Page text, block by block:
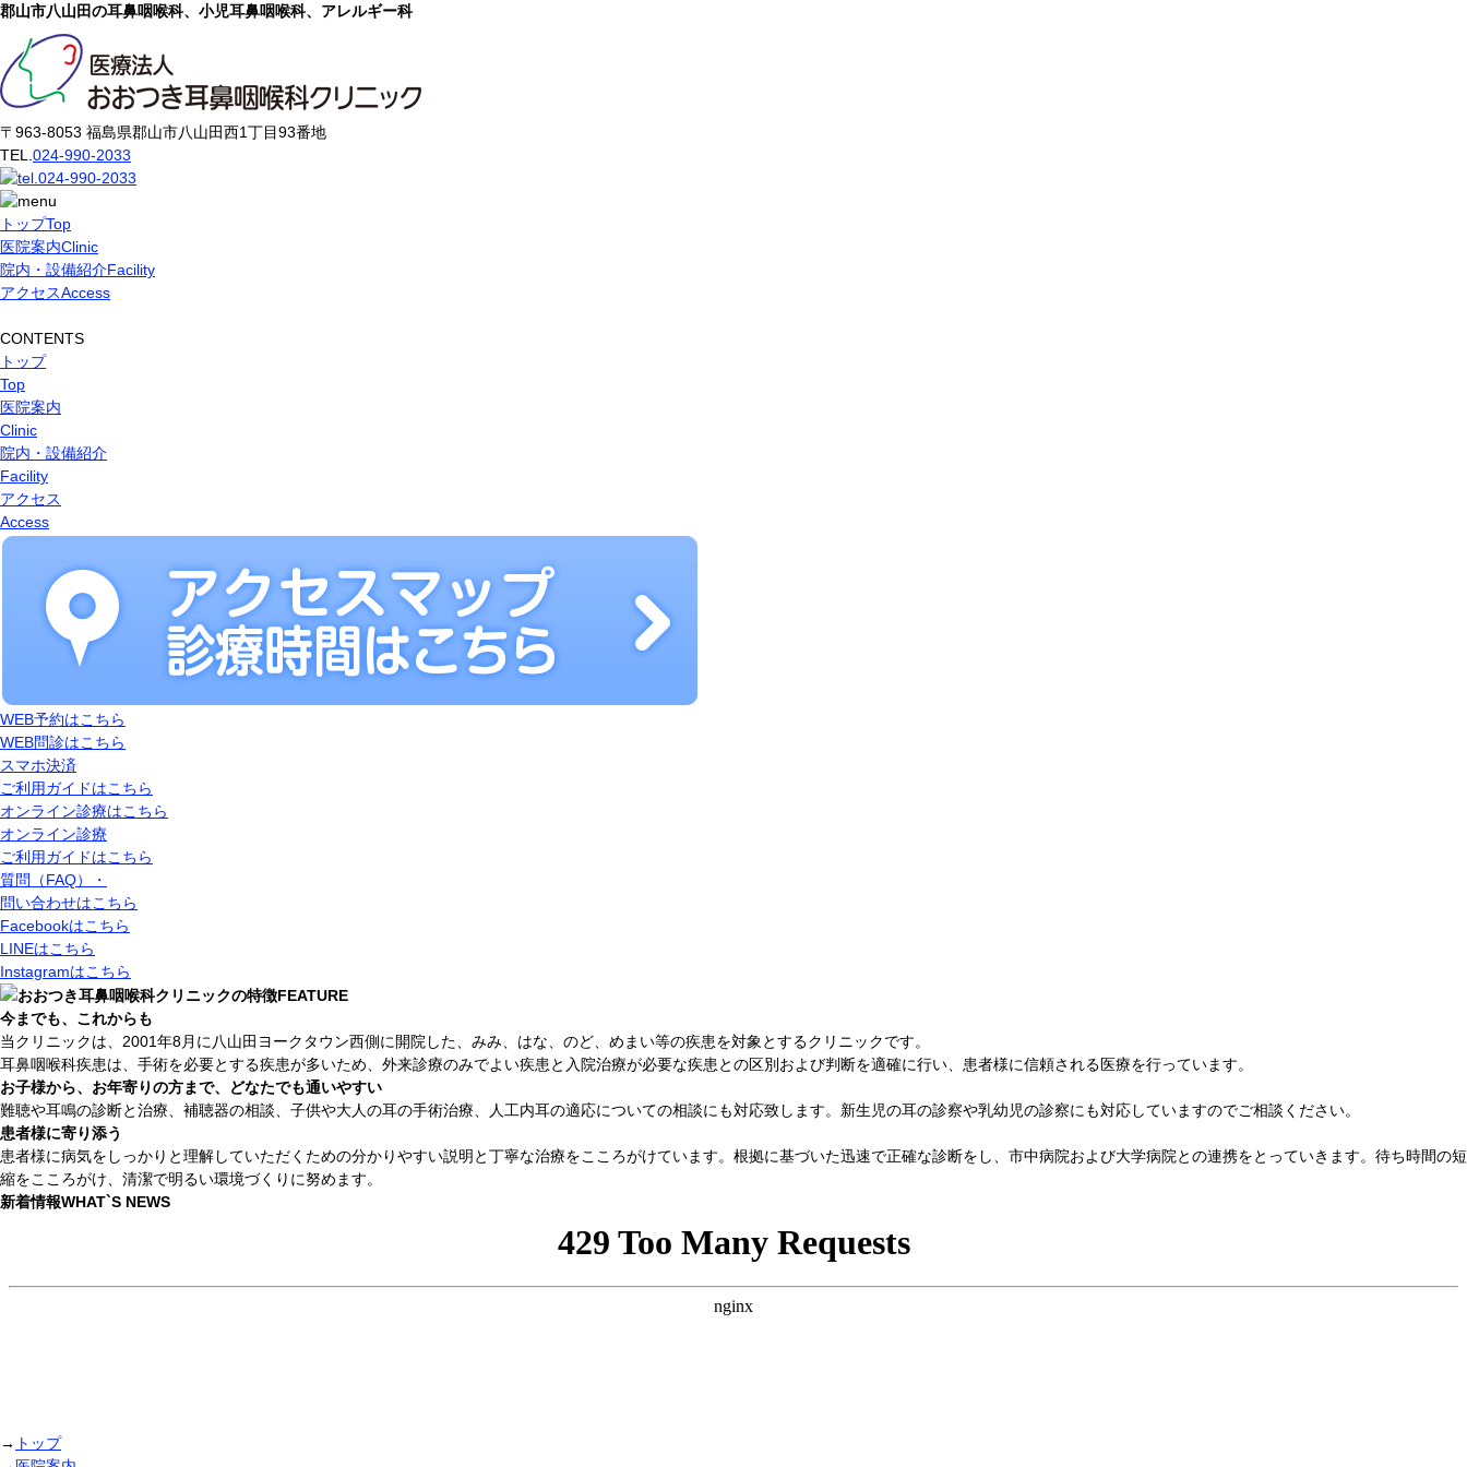
郡山市八山田の耳鼻咽喉科、小児耳鼻咽喉科、アレルギー科
〒963-8053 福島県郡山市八山田西1丁目93番地
TEL. 024-990-2033
トップTop
医院案内Clinic
院内・設備紹介Facility
アクセスAccess
CONTENTS
トップ
Top
医院案内
Clinic
院内・設備紹介
Facility
アクセス
Access
WEB予約はこちら
WEB問診はこちら
スマホ決済
ご利用ガイドはこちら
オンライン診療はこちら
オンライン診療
ご利用ガイドはこちら
質問（FAQ）・
問い合わせはこちら
Facebookはこちら
LINEはこちら
Instagramはこちら
おおつき耳鼻咽喉科クリニックの特徴FEATURE
今までも、これからも
当クリニックは、2001年8月に八山田ヨークタウン西側に開院した、みみ、はな、のど、めまい等の疾患を対象とするクリニックです。
耳鼻咽喉科疾患は、手術を必要とする疾患が多いため、外来診療のみでよい疾患と入院治療が必要な疾患との区別および判断を適確に行い、患者様に信頼される医療を行っています。
お子様から、お年寄りの方まで、どなたでも通いやすい
難聴や耳鳴の診断と治療、補聴器の相談、子供や大人の耳の手術治療、人工内耳の適応についての相談にも対応致します。新生児の耳の診察や乳幼児の診察にも対応していますのでご相談ください。
患者様に寄り添う
患者様に病気をしっかりと理解していただくための分かりやすい説明と丁寧な治療をこころがけています。根拠に基づいた迅速で正確な診断をし、市中病院および大学病院との連携をとっていきます。待ち時間の短
縮をこころがけ、清潔で明るい環境づくりに努めます。
新着情報WHAT`S NEWS
→ トップ